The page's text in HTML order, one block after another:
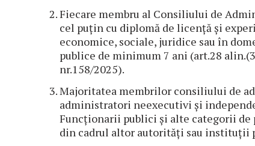
Fiecare membru al Consiliului de
cel puțin cu diplomă de licență și
economice, sociale, juridice sau în
publice de minimum 7 ani (art.28
nr.158/2025).
Majoritatea membrilor consiliului de
administratori neexecutivi și
Funcționarii publici și alte categorii
din cadrul altor autorități sau instituții